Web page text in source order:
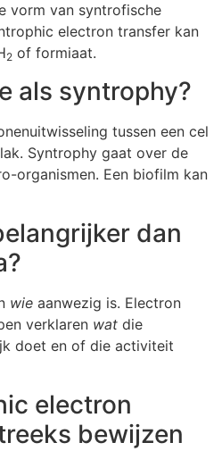
vorm van syntrofische
electron transfer kan
2 of formiaat.
als syntrophy?
tussen een cel
Syntrophy gaat over de
organismen. Een biofilm kan
dan
wie aanwezig is. Electron
verklaren wat die
doet en of die activiteit
electron
bewijzen